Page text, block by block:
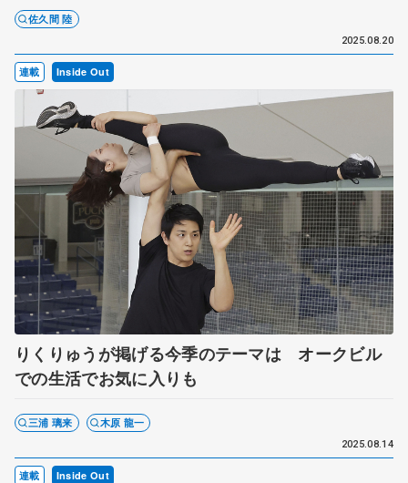
佐久間 陸
2025.08.20
連載 Inside Out
りくりゅうが掲げる今季のテーマは オークビル
での生活でお気に入りも
三浦 璃来 木原 龍一
2025.08.14
連載 Inside Out